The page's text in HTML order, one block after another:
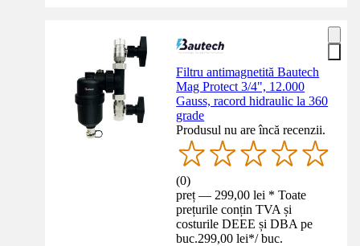
Filtru antimagnetită Bautech
Mag Protect 3/4", 12.000
Gauss, racord hidraulic la 360
grade
Produsul nu are încă recenzii.
(0)
preț — 299,00 lei * Toate
prețurile conțin TVA și
costurile DEEE și DBA pe
buc.299,00 lei*/ buc.